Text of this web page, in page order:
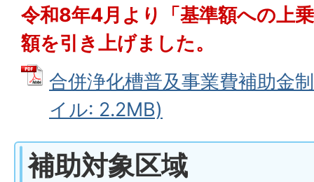
令和8年4月より「基準額への上
額を引き上げました。
合併浄化槽普及事業費補助金
イル: 2.2MB)
補助対象区域